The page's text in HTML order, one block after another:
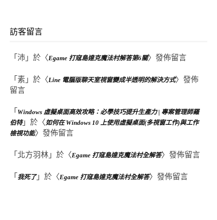
訪客留言
「 沛 」於〈Egame 打寇島達克魔法村解答第6關〉發佈留言
「 素 」於〈Line 電腦版聊天室視窗變成半透明的解決方式〉發佈
留言
「 Windows 虛擬桌面高效攻略：必學技巧提升生產力 | 專案管理師羅
伯特」於〈 如何在 Windows 10 上使用虛擬桌面(多視窗工作)與工作
檢視功能〉發佈留言
「 北方羽林 」於〈Egame 打寇島達克魔法村全解答〉發佈留言
「 我死了」於〈Egame 打寇島達克魔法村全解答〉發佈留言